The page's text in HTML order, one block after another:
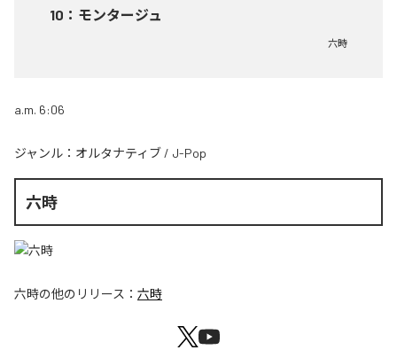
10 ： モンタージュ
六時
a.m. 6:06
ジャンル： オルタナティブ / J-Pop
六時
六時の他のリリース： 六時